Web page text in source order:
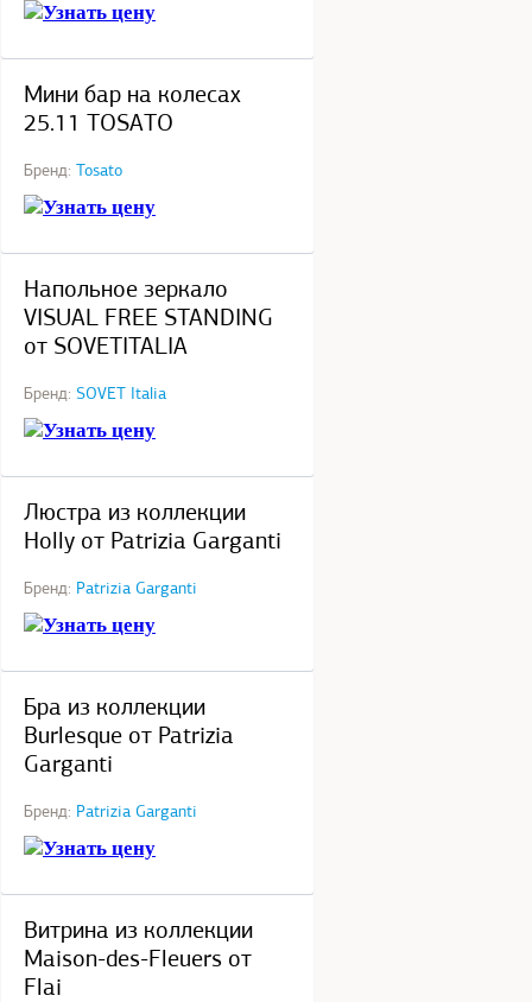
Узнать цену
Мини бар на колесах
25.11 TOSATO
Бренд: Tosato
Узнать цену
Напольное зеркало
VISUAL FREE STANDING
от SOVETITALIA
Бренд: SOVET Italia
Узнать цену
Люстра из коллекции
Holly от Patrizia Garganti
Бренд: Patrizia Garganti
Узнать цену
Бра из коллекции
Burlesque от Patrizia
Garganti
Бренд: Patrizia Garganti
Узнать цену
Витрина из коллекции
Maison-des-Fleuers от
Flai